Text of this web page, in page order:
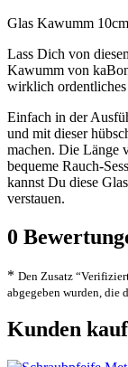
Glas Kawumm 10cm
Lass Dich von
Kawumm von
wirklich
Einfach in der
und mit dieser
machen. Die Länge
bequeme Rauch-
kannst Du diese
verstauen.
0
* Den Zusatz
abgegeben wurden, die
Kunden